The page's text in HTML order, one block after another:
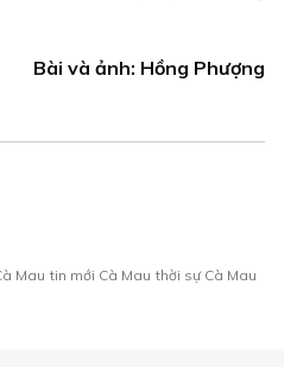
Bài và ảnh: Hồng Phượng
Mau tin mới Cà Mau thời sự Cà Mau